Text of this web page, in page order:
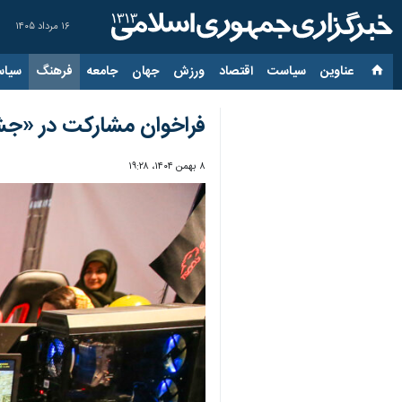
۱۶ مرداد ۱۴۰۵
عناوین‌ سیاست اقتصاد ورزش جهان جامعه فرهنگ
فراخوان مشارکت در
۸ بهمن ۱۴۰۴، ۱۹:۲۸